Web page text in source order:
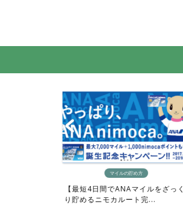
マイルの貯め方
【最短4日間でANAマイルをざっく
り貯めるニモカルート完...